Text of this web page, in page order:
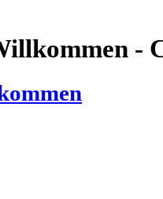
-